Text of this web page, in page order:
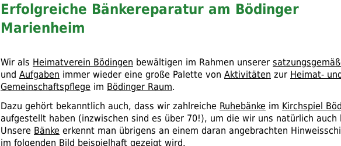
Erfolgreiche Bänkereparatur am Bödinger
Marienheim
Wir als Heimatverein Bödingen bewältigen im Rahmen unserer
und Aufgaben immer wieder eine große Palette von Aktivitäten zur Heimat-
Gemeinschaftspflege im Bödinger Raum.
Dazu gehört bekanntlich auch, dass wir zahlreiche Ruhebänke im Kirchspiel
aufgestellt haben (inzwischen sind es über 70!), um die wir uns natürlich auch
Unsere Bänke erkennt man übrigens an einem daran angebrachten
im folgenden Bild beispielhaft gezeigt wird.